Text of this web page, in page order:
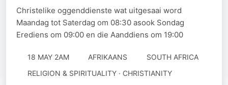
Christelike oggenddienste wat uitgesaai word
Maandag tot Saterdag om 08:30 asook Sondag
Erediens om 09:00 en die Aanddiens om 19:00
18 MAY 2AM AFRIKAANS
SOUTH AFRICA
RELIGION & SPIRITUALITY · CHRISTIANITY